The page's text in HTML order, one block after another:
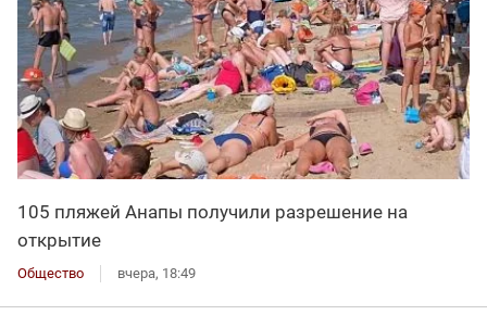
105 пляжей Анапы получили разрешение на
открытие
Общество вчера, 18:49